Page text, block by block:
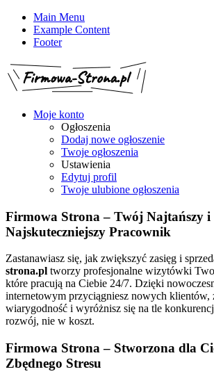
Main Menu
Example Content
Footer
Moje konto
Ogłoszenia
Dodaj nowe ogłoszenie
Twoje ogłoszenia
Ustawienia
Edytuj profil
Twoje ulubione ogłoszenia
Firmowa Strona – Twój Najtańszy i
Najskuteczniejszy Pracownik
Zastanawiasz się, jak zwiększyć zasięg i
strona.pl tworzy profesjonalne wizytówki
które pracują na Ciebie 24/7. Dzięki
internetowym przyciągniesz nowych klientów,
wiarygodność i wyróżnisz się na tle
rozwój, nie w koszt.
Firmowa Strona – Stworzona dla
Zbędnego Stresu